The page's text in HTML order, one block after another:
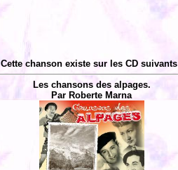
Cette chanson existe sur les CD
Les chansons des alpages.
Par Roberte Marna